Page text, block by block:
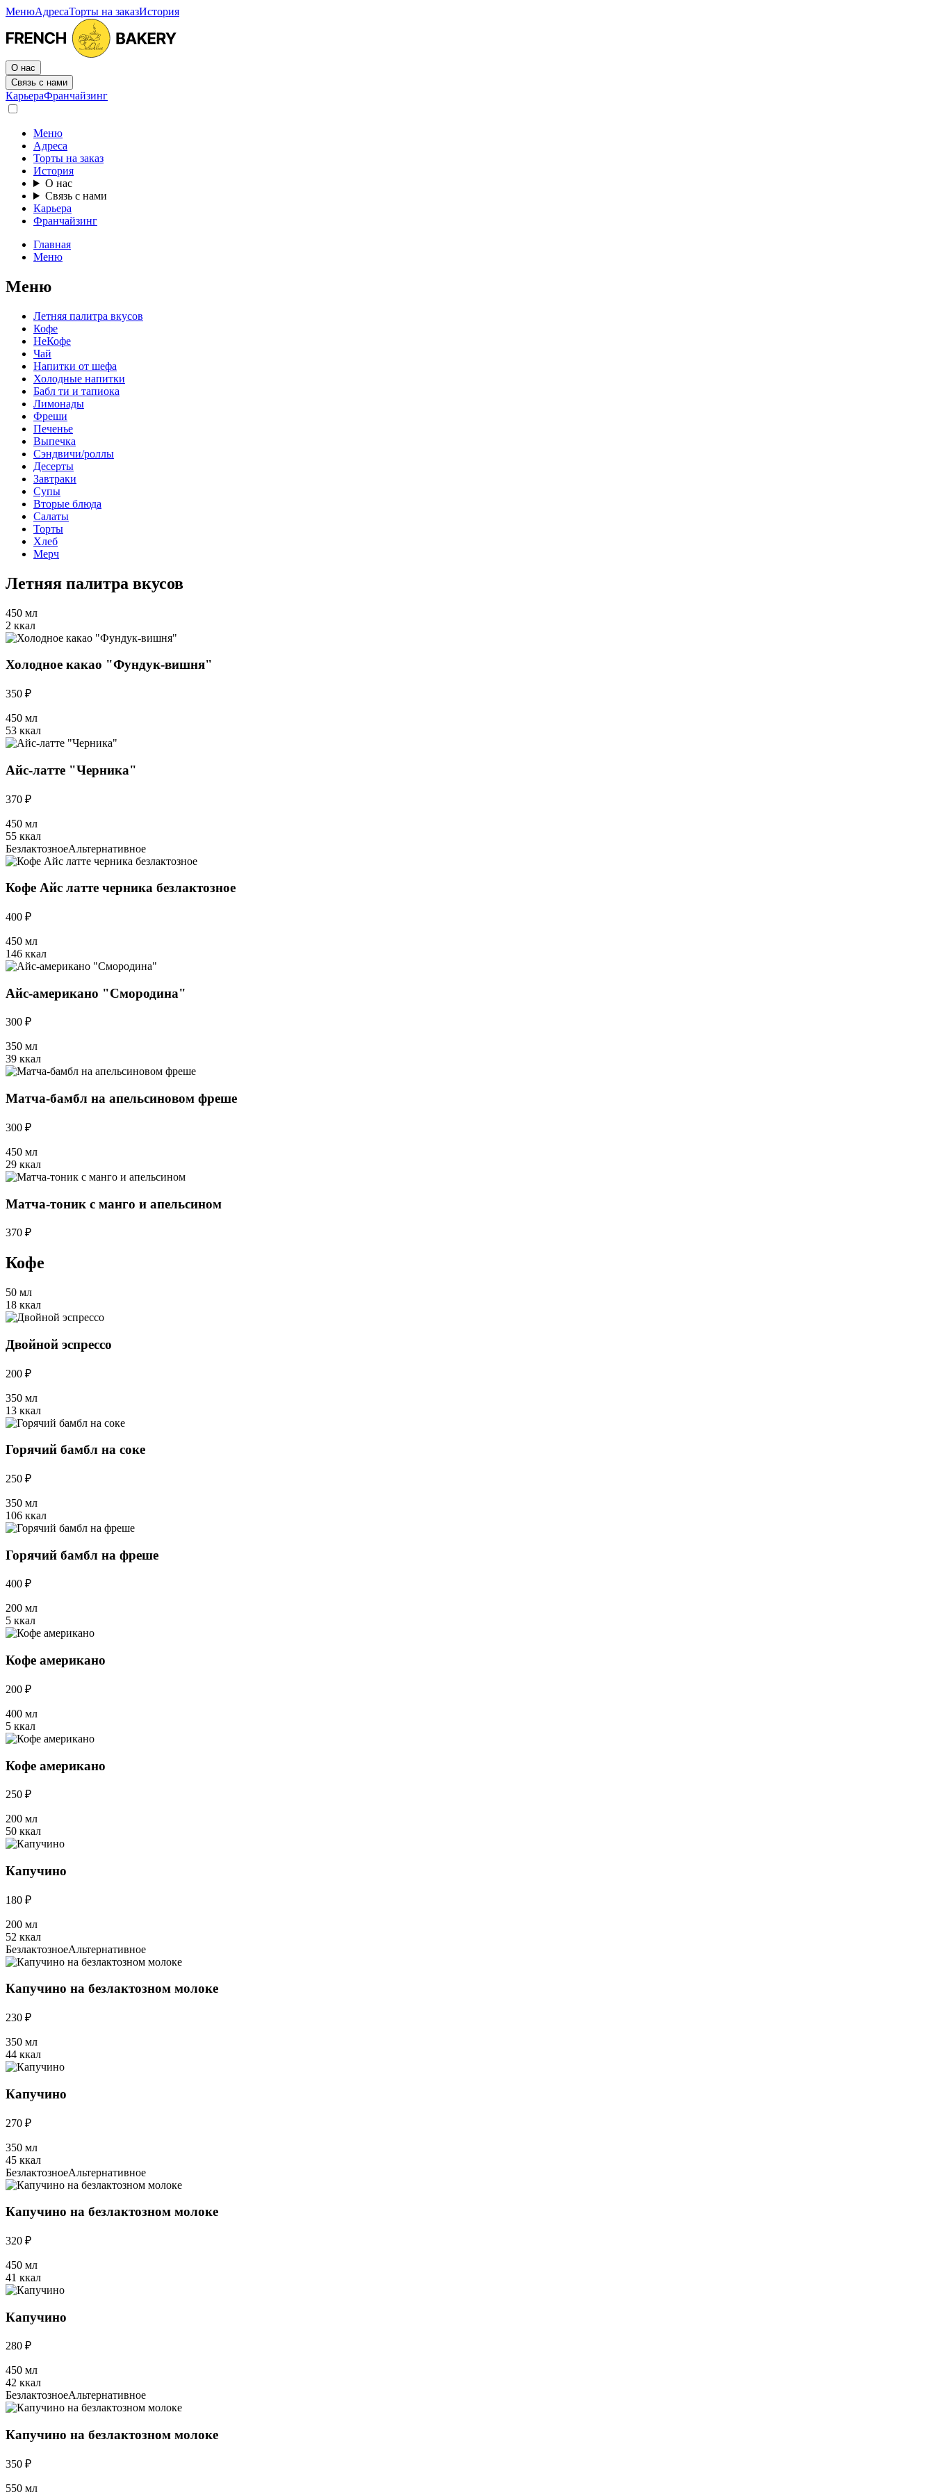
МенюАдресаТорты на заказИстория
О нас
Связь с нами
КарьераФранчайзинг
Меню
Адреса
Торты на заказ
История
О нас
Связь с нами
Карьера
Франчайзинг
Главная
Меню
Меню
Летняя палитра вкусов
Кофе
НеКофе
Чай
Напитки от шефа
Холодные напитки
Бабл ти и тапиока
Лимонады
Фреши
Печенье
Выпечка
Сэндвичи/роллы
Десерты
Завтраки
Супы
Вторые блюда
Салаты
Торты
Хлеб
Мерч
Летняя палитра вкусов
450 мл
2 ккал
Холодное какао "Фундук-вишня"
350 ₽
450 мл
53 ккал
Айс-латте "Черника"
370 ₽
450 мл
55 ккал
БезлактозноеАльтернативное
Кофе Айс латте черника безлактозное
400 ₽
450 мл
146 ккал
Айс-американо "Смородина"
300 ₽
350 мл
39 ккал
Матча-бамбл на апельсиновом фреше
300 ₽
450 мл
29 ккал
Матча-тоник с манго и апельсином
370 ₽
Кофе
50 мл
18 ккал
Двойной эспрессо
200 ₽
350 мл
13 ккал
Горячий бамбл на соке
250 ₽
350 мл
106 ккал
Горячий бамбл на фреше
400 ₽
200 мл
5 ккал
Кофе американо
200 ₽
400 мл
5 ккал
Кофе американо
250 ₽
200 мл
50 ккал
Капучино
180 ₽
200 мл
52 ккал
БезлактозноеАльтернативное
Капучино на безлактозном молоке
230 ₽
350 мл
44 ккал
Капучино
270 ₽
350 мл
45 ккал
БезлактозноеАльтернативное
Капучино на безлактозном молоке
320 ₽
450 мл
41 ккал
Капучино
280 ₽
450 мл
42 ккал
БезлактозноеАльтернативное
Капучино на безлактозном молоке
350 ₽
550 мл